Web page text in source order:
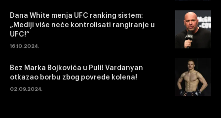
Dana White menja UFC ranking sistem:
„Mediji više neće kontrolisati rangiranje u
UFC!“
16.10.2024.
Bez Marka Bojkovića u Puli! Vardanyan
otkazao borbu zbog povrede kolena!
02.09.2024.